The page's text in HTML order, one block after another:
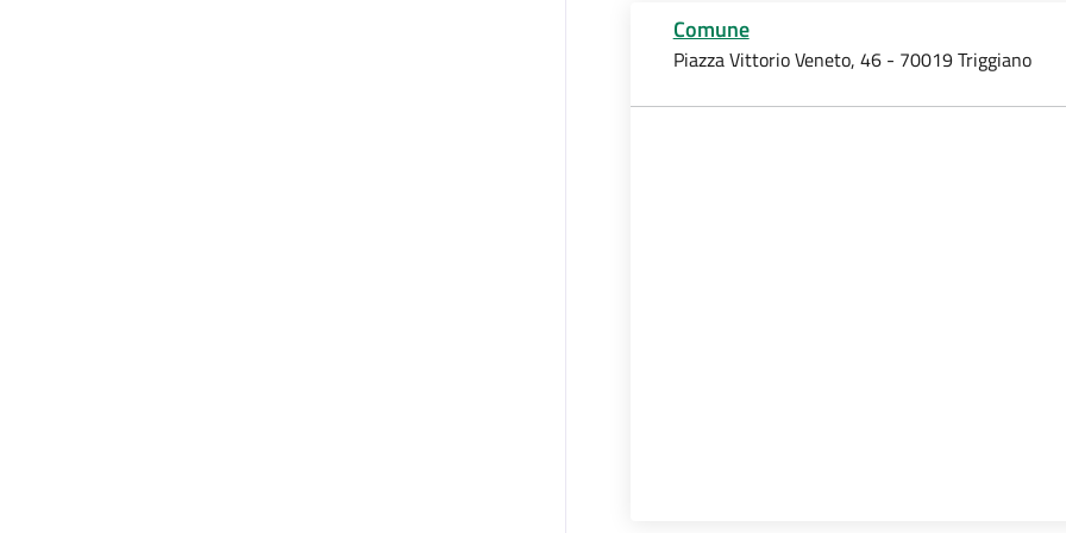
Comune
Piazza Vittorio Veneto, 46 - 70019 Triggiano